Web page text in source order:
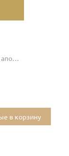
Мерная икона, Петр, святой апостол
в корзину